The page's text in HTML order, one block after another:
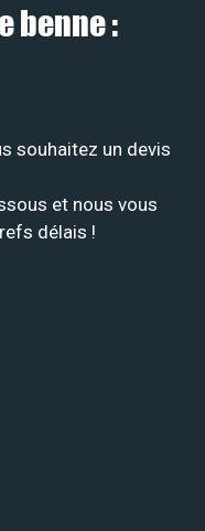
benne :
souhaitez un devis
et nous vous
délais !